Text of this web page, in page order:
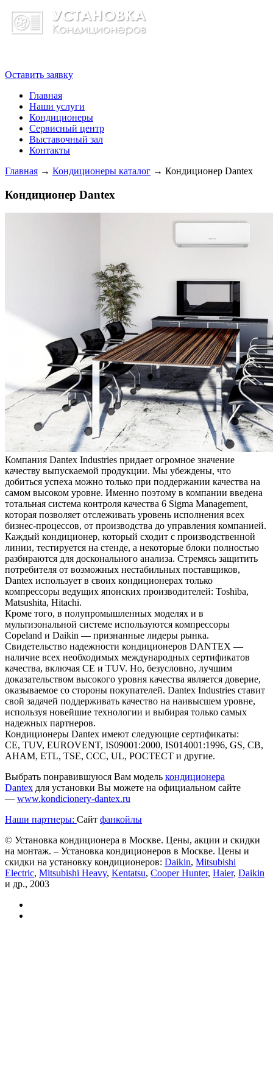
Оставить заявку
Главная
Наши услуги
Кондиционеры
Сервисный центр
Выставочный зал
Контакты
Главная → Кондиционеры каталог → Кондиционер Dantex
Кондиционер Dantex
Компания Dantex Industries придает огромное значение
качеству выпускаемой продукции. Мы убеждены, что
добиться успеха можно только при поддержании качества на
самом высоком уровне. Именно поэтому в компании введена
тотальная система контроля качества 6 Sigma Management,
которая позволяет отслеживать уровень исполнения всех
бизнес-процессов, от производства до управления компанией.
Каждый кондиционер, который сходит с производственной
линии, тестируется на стенде, а некоторые блоки полностью
разбираются для досконального анализа. Стремясь защитить
потребителя от возможных нестабильных поставщиков,
Dantex использует в своих кондиционерах только
компрессоры ведущих японских производителей: Toshiba,
Matsushita, Hitachi.
Кроме того, в полупромышленных моделях и в
мультизональной системе используются компрессоры
Copeland и Daikin — признанные лидеры рынка.
Свидетельство надежности кондиционеров DANTEX —
наличие всех необходимых международных сертификатов
качества, включая СЕ и TUV. Но, безусловно, лучшим
доказательством высокого уровня качества является доверие,
оказываемое со стороны покупателей. Dantex Industries ставит
свой задачей поддерживать качество на наивысшем уровне,
используя новейшие технологии и выбирая только самых
надежных партнеров.
Кондиционеры Dantex имеют следующие сертификаты:
CE, TUV, EUROVENT, IS09001:2000, IS014001:1996, GS, CB,
AHAM, ETL, TSE, CCC, UL, POCTECT и другие.
Выбрать понравившуюся Вам модель кондиционера
Dantex для установки Вы можете на официальном сайте
— www.kondicionery-dantex.ru
Наши партнеры: Сайт фанкойлы
© Установка кондиционера в Москве. Цены, акции и скидки
на монтаж. – Установка кондиционеров в Москве. Цены и
скидки на установку кондиционеров: Daikin, Mitsubishi
Electric, Mitsubishi Heavy, Kentatsu, Cooper Hunter, Haier, Daikin
и др., 2003